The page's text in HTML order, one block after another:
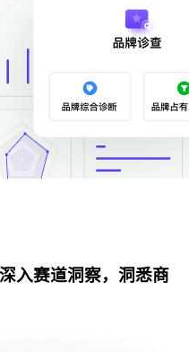
入赛道洞察，洞悉商